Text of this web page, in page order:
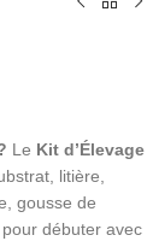
Le Kit d’Élevage
litière,
gousse de
débuter avec